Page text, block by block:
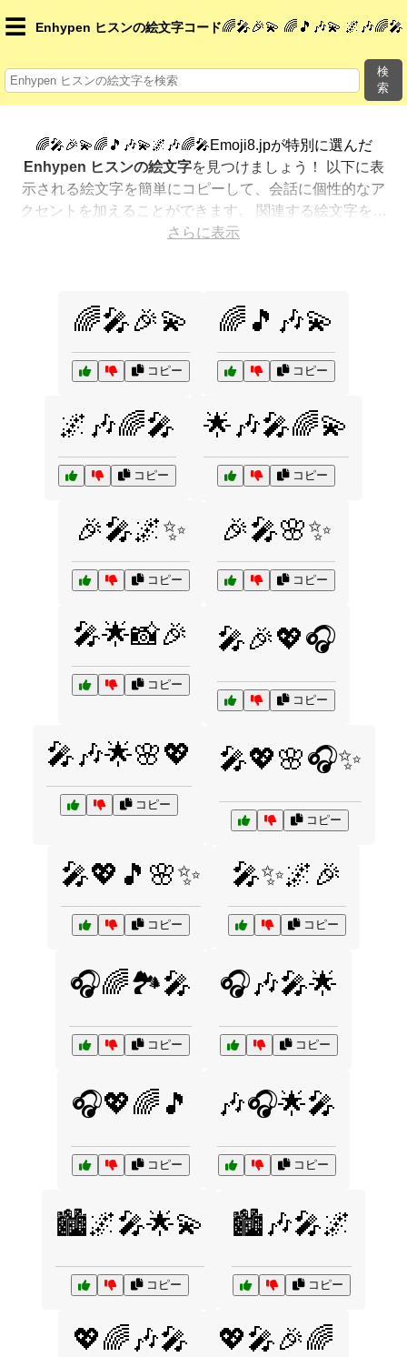
☰ Enhypen ヒスンの絵文字コード 🌈🎤🎉💫 🌈🎵🎶💫 🌌🎶🌈🎤
検
索
🌈🎤🎉💫🌈🎵🎶💫🌌🎶🌈🎤Emoji8.jpが特別に選んだ
Enhypen ヒスンの絵文字を見つけましょう！ 以下に表
示される絵文字を簡単にコピーして、会話に個性的なア
クセントを加えることができます。 関連する絵文字を最
も人気のある順に表示しました。さらに多くのオプショ
さらに表示
🌈🎤🎉💫
コピー
🌈🎵🎶💫
コピー
🌌🎶🌈🎤
コピー
🌟🎶🎤🌈💫
コピー
🎉🎤🌌✨
コピー
🎉🎤🌸✨
コピー
🎤🌟📸🎉
コピー
🎤🎉💖🎧
コピー
🎤🎶🌟🌸💖
コピー
🎤💖🌸🎧✨
コピー
🎤💖🎵🌸✨
コピー
🎤✨🌌🎉
コピー
🎧🌈🏞️🎤
コピー
🎧🎶🎤🌟
コピー
🎧💖🌈🎵
コピー
🎶🎧🌟🎤
コピー
🏙️🌌🎤🌟💫
コピー
🏙️🎶🎤🌌
コピー
💖🌈🎶🎤 💖🎤🎉🌈